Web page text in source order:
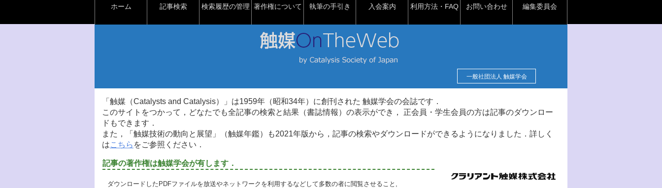
ホーム 記事検索 検索履歴の管理 著作権について 執筆の手引き 入会案内 利用方法・FAQ お問い合わせ 編集委員会
一般社団法人 触媒学会
「触媒（Catalysts and Catalysis）」は1959年（昭和34年）に創刊された 触媒学会の会誌です．
このサイトをつかって，どなたでも全記事の検索と結果（書誌情報）の表示ができ， 正会員・学生会員の方は記事のダウンロー
ドもできます．
また，「触媒技術の動向と展望」（触媒年鑑）も2021年版から，記事の検索やダウンロードができるようになりました．詳しく
はこちら をご参照ください．
記事の著作権は触媒学会が有します．
ダウンロードしたPDFファイルを放送やネットワークを利用するなどして多数の者に閲覧させること,